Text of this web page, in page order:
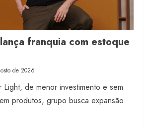
franquia com estoque
de 2026
Light, de menor investimento e sem
produtos, grupo busca expansão